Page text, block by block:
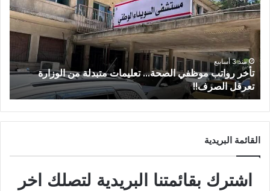
منذ 3 أسابيع
من عتيل .. تكريم يوثق إرث عالم الآثار الراحل علي أبو
عساف.
القائمة البريدية
اشترك بقائمتنا البريدية لتصلك اخر